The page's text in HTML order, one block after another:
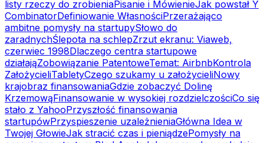
listy rzeczy do zrobieniaPisanie i MówienieJak powstał Y
CombinatorDefiniowanie WłasnościPrzerażająco
ambitne pomysły na startupySłowo do
zaradnychŚlepota na schlepZrzut ekranu: Viaweb,
czerwiec 1998Dlaczego centra startupowe
działająZobowiązanie PatentoweTemat: AirbnbKontrola
ZałożycieliTabletyCzego szukamy u założycieliNowy
krajobraz finansowaniaGdzie zobaczyć Dolinę
KrzemowąFinansowanie w wysokiej rozdzielczościCo się
stało z YahooPrzyszłość finansowania
startupówPrzyspieszenie uzależnieniaGłówna Idea w
Twojej GłowieJak stracić czas i pieniądzePomysły na